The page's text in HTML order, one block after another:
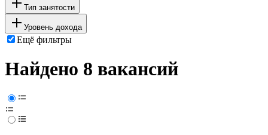
Тип занятости
Уровень дохода
Ещё фильтры
Найдено 8 вакансий